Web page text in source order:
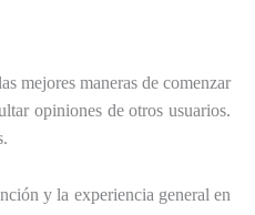
mejores maneras de comenzar
opiniones de otros usuarios.
y la experiencia general en